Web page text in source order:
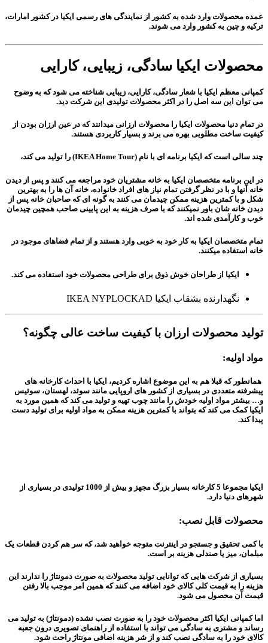
عمده محصولات وارد شده به کشور از نمایندگی های رسمی ایکیا در کشور امارات،
ترکیه و چین به کشور وارد می شوند.
محصولات ایکیا سادگی، زیبایی، کارایی
کمپانی معظم ایکیا با شعار سادگی،کارایی، زیبایی شناخته می شود که به وضوح
می توان این سه اصل را در اکثر محصولات تولیدی این شرکت دید.
در تمام دنیا محصولات ایکیا را محصولات ارزانی میدانند که در عین ارزان بودن از
کیفیت ساخت مطلوبی بهره می برند و بسیارکاربردی هستند.
چند سالی است که ایکیا برنامه ای با نام (IKEA Home Tour) را تولید می کند،
در این برنامه متخصصان ایکیا به خانه مشتریان خود مراجعه می کنند و پس از دیدن
خانه آنها و با در نظر گرفتن تمام نیاز های افراد خانواده، خانه آن ها را به بهترین
شکل و با کمترین هزینه ممکن چیدمان می کنند به گونه ای که صاحبان خانه پس از
دیدن خانه شان باور نمیکنند که با صرف هزینه به این پایینی صاحب همچین چیدمان
خوب و کارآمدی شده اند.
تمام متخصصان ایکیا به کار خود به خوبی وارد هستند و از تمام فضاهای موجود در
خانه استفاده میکنند.
ایکیا از طراحان خوش ذوق برای طراحی محصولات خود استفاده می کند.
نگهدارنده بشقاب ایکیا IKEA NYPLOCKAD
تولید محصولات ارزان با کیفیت ساخت عالی چگونه؟
مواد اولیه:
همانطور که قبلا هم به این موضوع اشاره کردیم، ایکیا با احداث کارخانه های
پیشرفته متعددی در بسیاری از کشور های اروپایی مانند سوئد، لهستان، سوئیس
و… بیشتر مواد اولیه خودش را مانند چوب تهیه و تولید می کند که همین مورد به
ایکیا کمک می کند که بتواند با کمترین هزینه ممکن به مواد اولیه برای تولید دست
پیدا کند.
ایکیا مجموعا 5 کارخانه بسیار بزرگ مجهز و بیش از 1000 تولیدی در بسیاری از
شهرهای دنیا دارد.
محصولات قابل نصب:
با کمی تحقیق و جستجو در اینترنت متوجه خواهید شد، که سر هم کردن قطعات یک
مبلمان، میز یا صندلی هزینه بر است.
بسیاری از شرکت هایی که توانایی تولید محصولات به صورت دمونتاژ را ندارند این
هزینه را به قیمت کلی کالای خود اضافه می کنند که همین امر موجب بالا رفتن
قیمت آن محصول می شود.
اما کمپانی ایکیا اکثر محصولات خود را به صورت نصب نشده (دمونتاژ) به تولید می
رساند و مشتری به سادگی می تواند با استفاده از راهنمای تصویری درون جعبه
کالای خود را به سادگی نصب کند و از شر هزینه اضافی مونتاژ راحت شود.